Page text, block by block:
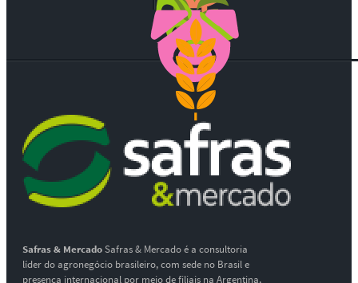
Safras & MercadoSafras & Mercado é a consultoria
líder do agronegócio brasileiro, com sede no Brasil e
presença internacional por meio de filiais na Argentina,